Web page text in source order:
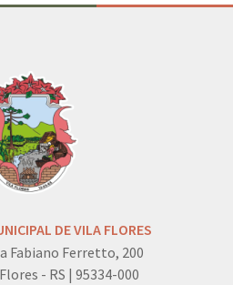
DE VILA FLORES
Fabiano Ferretto, 200
- RS | 95334-000